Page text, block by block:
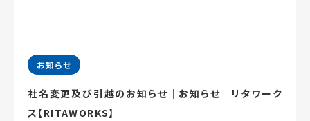
お知らせ
社名変更及び引越のお知らせ｜お知らせ｜リタワーク
ス【RITAWORKS】